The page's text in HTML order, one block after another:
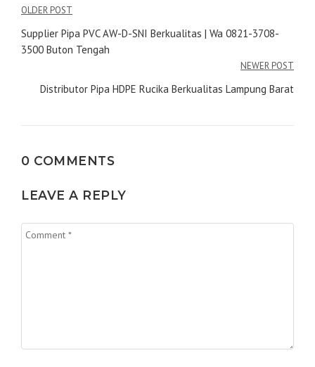
Navigasi
pos
OLDER POST
Supplier Pipa PVC AW-D-SNI Berkualitas | Wa 0821-3708-
3500 Buton Tengah
NEWER POST
Distributor Pipa HDPE Rucika Berkualitas Lampung Barat
0 COMMENTS
LEAVE A REPLY